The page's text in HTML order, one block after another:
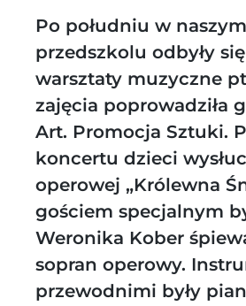
Po południu w naszym
przedszkolu odbyły
warsztaty muzyczne
zajęcia poprowadziła
Art. Promocja Sztuki.
koncertu dzieci
operowej „Królewna
gościem specjalnym
Weronika Kober
sopran operowy.
przewodnimi były